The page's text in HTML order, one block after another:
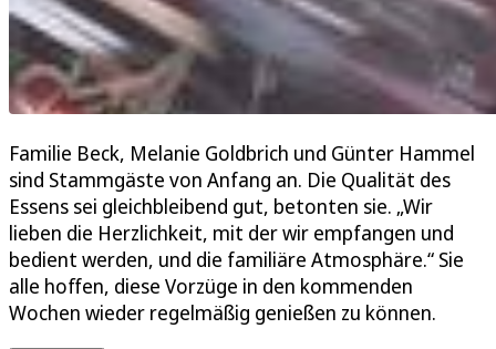
Familie Beck, Melanie Goldbrich und Günter Hammel
sind Stammgäste von Anfang an. Die Qualität des
Essens sei gleichbleibend gut, betonten sie. „Wir
lieben die Herzlichkeit, mit der wir empfangen und
bedient werden, und die familiäre Atmosphäre.“ Sie
alle hoffen, diese Vorzüge in den kommenden
Wochen wieder regelmäßig genießen zu können.